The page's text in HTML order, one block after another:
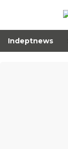
Indeptnews